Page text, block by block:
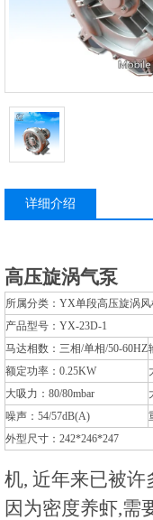
详细介绍
高压旋涡气泵
所属分类：YX单段高压旋涡
产品型号：YX-23D-1
马达相数：三相/单相/50-60HZ
额定功率：0.25KW
大吸力：80/80mbar
噪声：54/57dB(A)
外型尺寸：242*246*247
机, 近年来已被
因为密度养虾,需